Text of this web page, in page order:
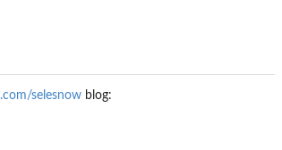
selesnow blog: